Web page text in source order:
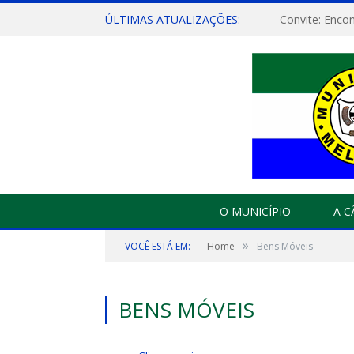
ÚLTIMAS ATUALIZAÇÕES:
O MUNICÍPIO A
VOCÊ ESTÁ EM: Home » Bens Móveis
BENS MÓVEIS